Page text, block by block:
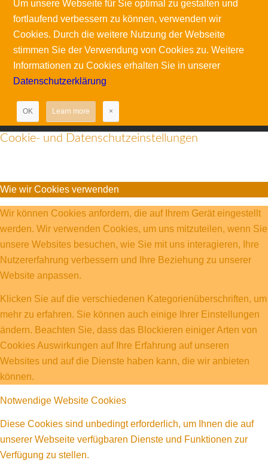
Um unsere Webseite für Sie optimal zu gestalten und
fortlaufend verbessern zu können, verwenden wir
Cookies. Durch die weitere Nutzung der Webseite
stimmen Sie der Verwendung von Cookies zu. Weitere
Informationen zu Cookies erhalten Sie in unserer
Datenschutzerklärung
OK Learn more ×
Cookie- und Datenschutzeinstellungen
Wie wir Cookies verwenden
Wir können Cookies anfordern, die auf Ihrem Gerät eingestellt
werden. Wir verwenden Cookies, um uns mitzuteilen, wenn Sie
unsere Websites besuchen, wie Sie mit uns interagieren, Ihre
Nutzererfahrung verbessern und Ihre Beziehung zu unserer
Website anpassen.
Klicken Sie auf die verschiedenen Kategorienüberschriften, um
mehr zu erfahren. Sie können auch einige Ihrer Einstellungen
ändern. Beachten Sie, dass das Blockieren einiger Arten von
Cookies Auswirkungen auf Ihre Erfahrung auf unseren
Websites und auf die Dienste haben kann, die wir anbieten
können.
Notwendige Website Cookies
Diese Cookies sind unbedingt erforderlich, um Ihnen die auf
unserer Webseite verfügbaren Dienste und Funktionen zur
Verfügung zu stellen.